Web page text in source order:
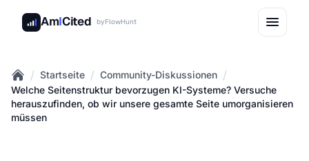
AmICited byFlowHunt
Home
/ Startseite / Community-Diskussionen /
Welche Seitenstruktur bevorzugen KI-Systeme? Versuche
herauszufinden, ob wir unsere gesamte Seite umorganisieren
müssen